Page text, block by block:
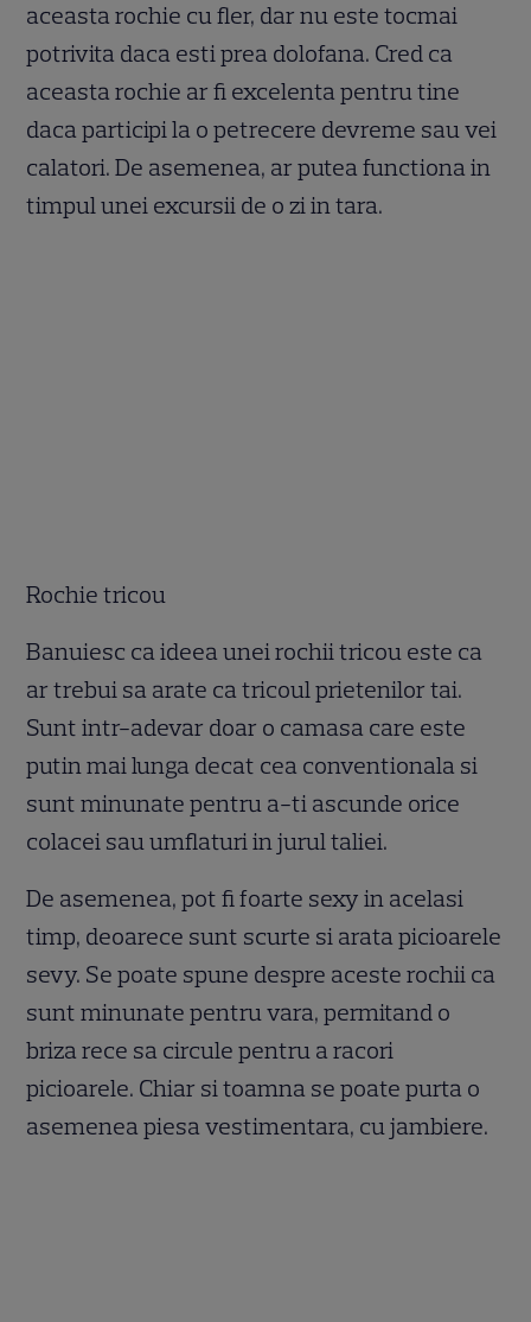
aceasta rochie cu fler, dar nu este tocmai
potrivita daca esti prea dolofana. Cred ca
aceasta rochie ar fi excelenta pentru tine
daca participi la o petrecere devreme sau vei
calatori. De asemenea, ar putea functiona in
timpul unei excursii de o zi in tara.
Rochie tricou
Banuiesc ca ideea unei rochii tricou este ca
ar trebui sa arate ca tricoul prietenilor tai.
Sunt intr-adevar doar o camasa care este
putin mai lunga decat cea conventionala si
sunt minunate pentru a-ti ascunde orice
colacei sau umflaturi in jurul taliei.
De asemenea, pot fi foarte sexy in acelasi
timp, deoarece sunt scurte si arata picioarele
sevy. Se poate spune despre aceste rochii ca
sunt minunate pentru vara, permitand o
briza rece sa circule pentru a racori
picioarele. Chiar si toamna se poate purta o
asemenea piesa vestimentara, cu jambiere.